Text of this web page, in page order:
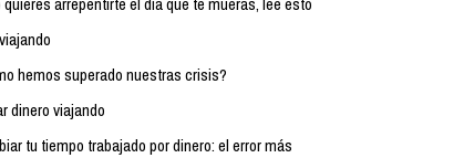
hemos superado nuestras crisis?
dinero viajando
tu tiempo trabajado por dinero: el error más